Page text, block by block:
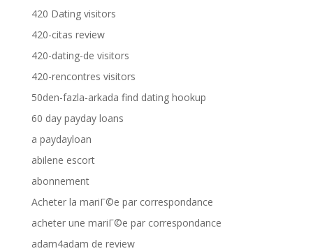
420 Dating visitors
420-citas review
420-dating-de visitors
420-rencontres visitors
50den-fazla-arkada find dating hookup
60 day payday loans
a paydayloan
abilene escort
abonnement
Acheter la mariГ©e par correspondance
acheter une mariГ©e par correspondance
adam4adam de review